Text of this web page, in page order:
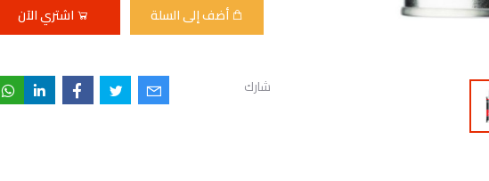
أضف إلى السلة اشتري الآن
شارك